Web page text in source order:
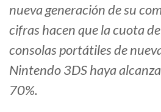
nueva generación de su
cifras hacen que la cuota
consolas portátiles de
Nintendo 3DS haya
70%.